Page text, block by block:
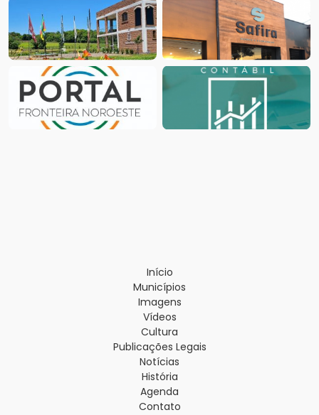
Início
Municípios
Imagens
Vídeos
Cultura
Publicações Legais
Notícias
História
Agenda
Contato